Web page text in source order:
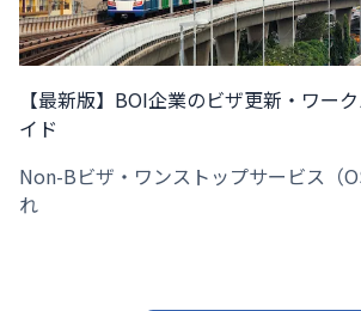
【最新版】BOI企業のビザ更新・ワー
イド
Non-Bビザ・ワンストップサービス（
れ